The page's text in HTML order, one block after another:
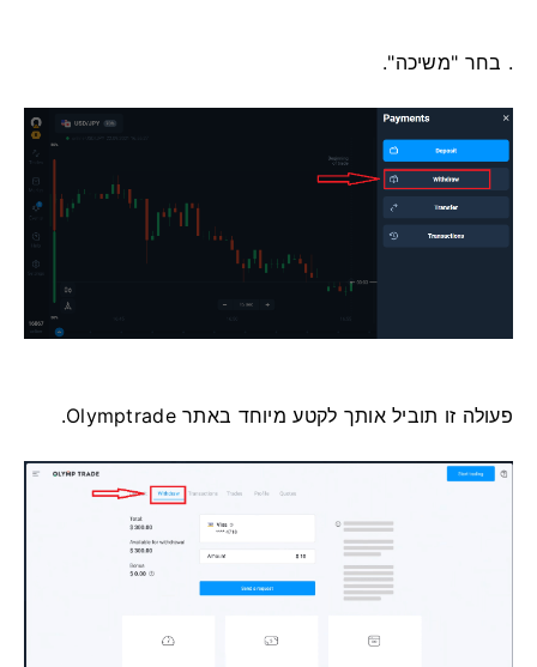
. בחר "משיכה".
פעולה זו תוביל אותך לקטע מיוחד באתר Olymptrade.